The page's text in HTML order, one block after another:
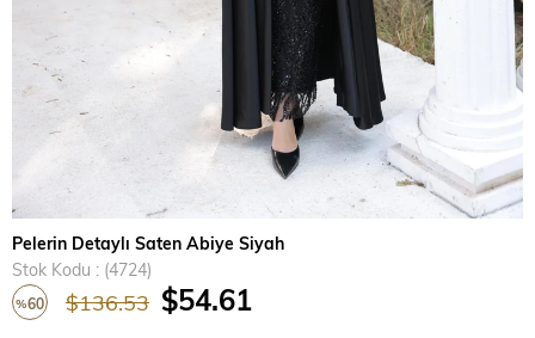
Pelerin Detaylı Saten Abiye Siyah
Stok Kodu
(4724)
%60 $136.53 $54.61